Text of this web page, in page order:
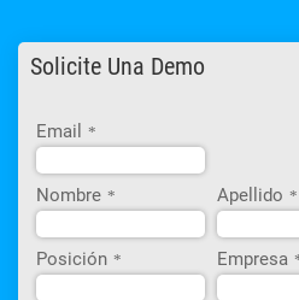
Solicite Una Demo
Email *
Nombre * Apellido *
Posición * Empresa